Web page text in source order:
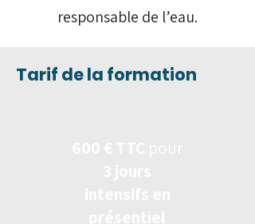
responsable de l’eau.
Tarif de la formation